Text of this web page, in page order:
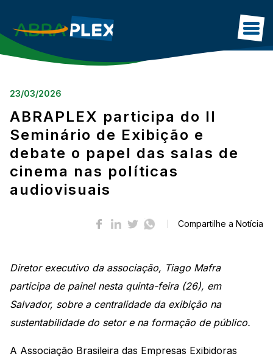
SOBRE
ASSOCIADOS
DADOS DO SETOR
BLOG
CONTATO
23/03/2026
ABRAPLEX participa do II
Seminário de Exibição e
debate o papel das salas de
cinema nas políticas
audiovisuais
Compartilhe a Notícia
Diretor executivo da associação, Tiago Mafra
participa de painel nesta quinta-feira (26), em
Salvador, sobre a centralidade da exibição na
sustentabilidade do setor e na formação de público.
A Associação Brasileira das Empresas Exibidoras